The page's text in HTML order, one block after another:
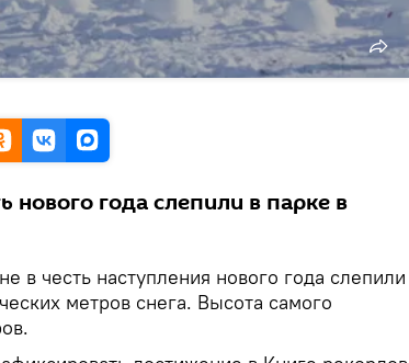
нового года слепили в парке в
в честь наступления нового года слепили
метров снега. Высота самого